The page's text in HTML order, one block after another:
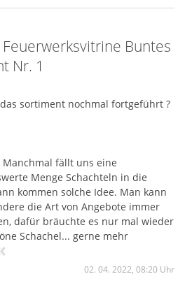
es blieben diese leeren
mir – daraus mache ich was.
Es können Schachteln zur
nicht neutral weiss sind.
Buntes
Nr. 1
sortiment nochmal fortgeführt ?
fällt uns eine
Menge Schachteln in die
kommen solche Idee. Man kann
die Art von Angebote immer
dafür bräuchte es nur mal wieder
Schachel... gerne mehr
02. 04. 2022, 08:20 Uhr